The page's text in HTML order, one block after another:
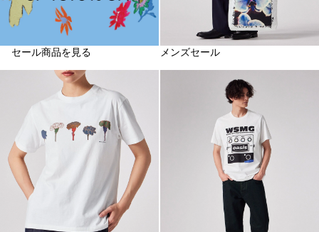
セール商品を見る メンズセール